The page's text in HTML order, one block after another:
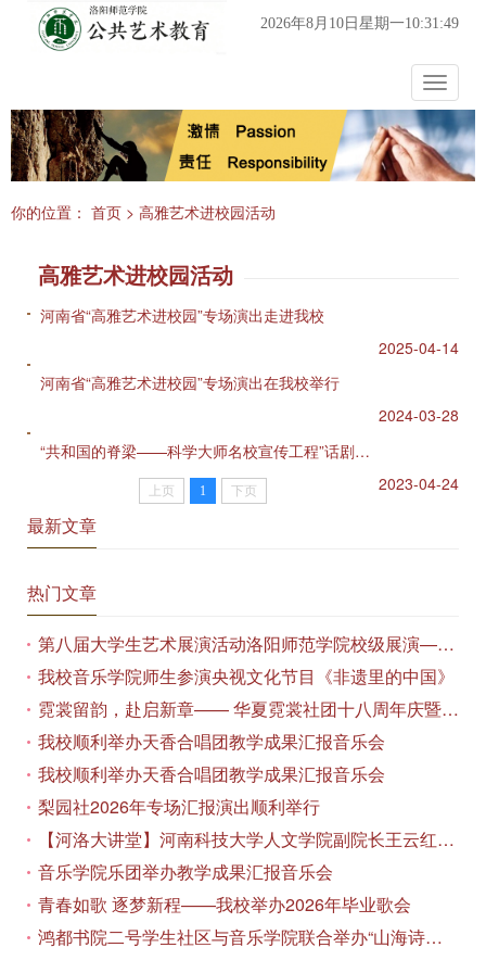
2026年8月10日星期一10:31:50
Toggle
你的位置： 首页 > 高雅艺术进校园活动
高雅艺术进校园活动
河南省“高雅艺术进校园”专场演出走进我校
2025-04-14
河南省“高雅艺术进校园”专场演出在我校举行
2024-03-28
“共和国的脊梁——科学大师名校宣传工程”话剧《旋翼人生》在我校上演
2023-04-24
上页 1 下页
最新文章
热门文章
第八届大学生艺术展演活动洛阳师范学院校级展演——艺术作品专场展览在美术与艺术学院顺利开展
我校音乐学院师生参演央视文化节目《非遗里的中国》
霓裳留韵，赴启新章—— 华夏霓裳社团十八周年庆暨毕业季特别演出圆满落幕
我校顺利举办天香合唱团教学成果汇报音乐会
我校顺利举办天香合唱团教学成果汇报音乐会
梨园社2026年专场汇报演出顺利举行
【河洛大讲堂】河南科技大学人文学院副院长王云红教授应邀作专题讲座
音乐学院乐团举办教学成果汇报音乐会
青春如歌 逐梦新程——我校举办2026年毕业歌会
鸿都书院二号学生社区与音乐学院联合举办“山海诗恋”合唱思政汇报音乐会